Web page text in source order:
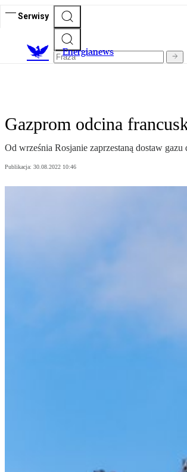
Serwisy
Energianews
Gazprom odcina
Od września Rosjanie zaprzestaną dostaw
Publikacja: 30.08.2022 10:46